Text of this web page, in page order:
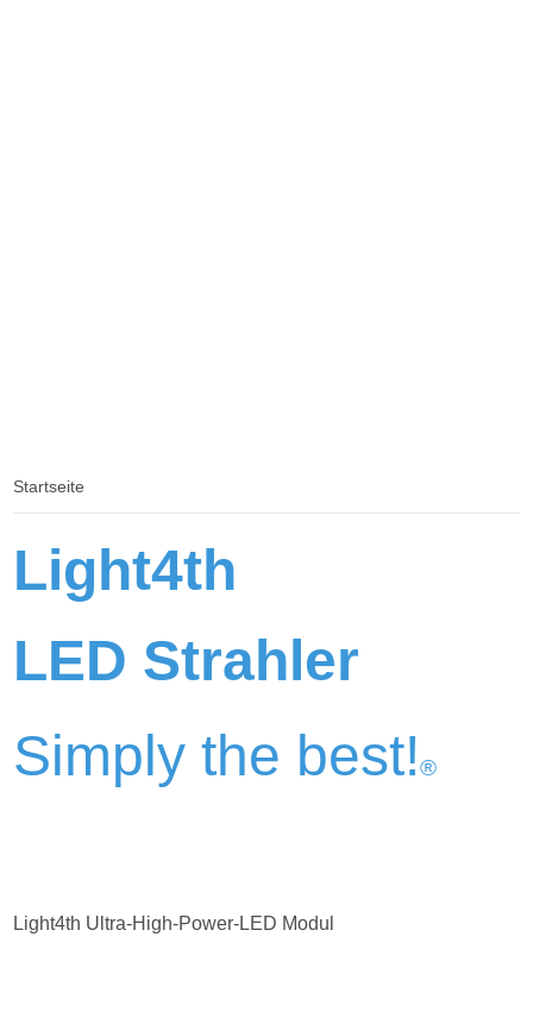
Startseite
Light4th
LED Strahler
Simply the best!®
Light4th Ultra-High-Power-LED Modul